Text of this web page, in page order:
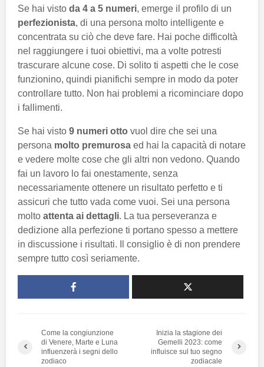
Se hai visto da 4 a 5 numeri, emerge il profilo di un
perfezionista, di una persona molto intelligente e
concentrata su ciò che deve fare. Hai poche difficoltà
nel raggiungere i tuoi obiettivi, ma a volte potresti
trascurare alcune cose. Di solito ti aspetti che le cose
funzionino, quindi pianifichi sempre in modo da poter
controllare tutto. Non hai problemi a ricominciare dopo
i fallimenti.
Se hai visto 9 numeri otto vuol dire che sei una
persona molto premurosa ed hai la capacità di notare
e vedere molte cose che gli altri non vedono. Quando
fai un lavoro lo fai onestamente, senza
necessariamente ottenere un risultato perfetto e ti
assicuri che tutto vada come vuoi. Sei una persona
molto attenta ai dettagli. La tua perseveranza e
dedizione alla perfezione ti portano spesso a mettere
in discussione i risultati. Il consiglio è di non prendere
sempre tutto così seriamente.
Come la congiunzione
di Venere, Marte e Luna
influenzerà i segni dello
zodiaco
Inizia la stagione dei
Gemelli 2023: come
influisce sul tuo segno
zodiacale